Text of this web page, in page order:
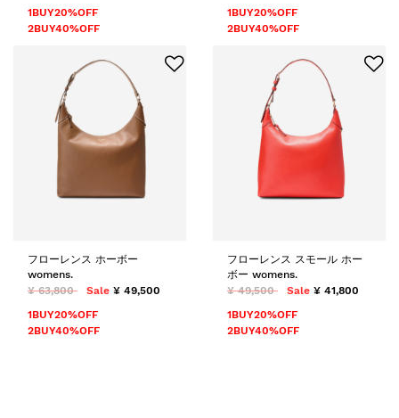
1BUY20%OFF
2BUY40%OFF
1BUY20%OFF
2BUY40%OFF
フローレンス ホーボー
womens.
¥ 63,800
Sale ¥ 49,500
1BUY20%OFF
2BUY40%OFF
フローレンス スモール ホー
ボー womens.
¥ 49,500
Sale ¥ 41,800
1BUY20%OFF
2BUY40%OFF